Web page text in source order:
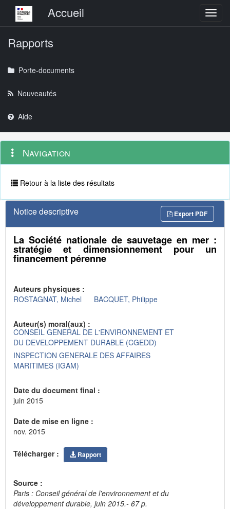
Menu principalAccueil
Rapports
Porte-documents
Nouveautés
Aide
Navigation
outils
Menu
contextuel
Navigation
Retour à la liste des résultats
Notice descriptive Export PDF
La Société nationale de sauvetage en mer :
stratégie et dimensionnement pour un
financement pérenne
Auteurs physiques :
ROSTAGNAT, Michel
BACQUET, Philippe
Auteur(s) moral(aux) :
CONSEIL GENERAL DE L'ENVIRONNEMENT ET
DU DEVELOPPEMENT DURABLE (CGEDD)
INSPECTION GENERALE DES AFFAIRES
MARITIMES (IGAM)
Date du document final :
juin 2015
Date de mise en ligne :
nov. 2015
Télécharger : Rapport
Source :
Paris : Conseil général de l'environnement et du
développement durable, juin 2015.- 67 p.